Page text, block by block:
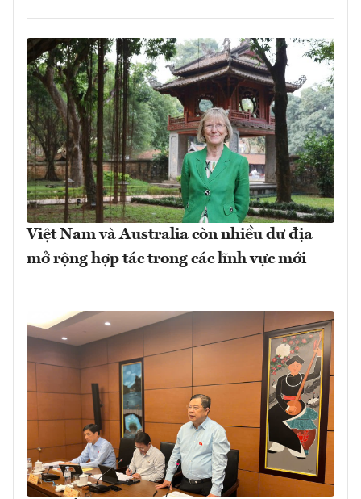
Việt Nam và Australia còn nhiều dư địa
mở rộng hợp tác trong các lĩnh vực mới